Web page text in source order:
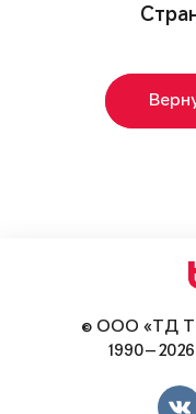
© ООО «ТД